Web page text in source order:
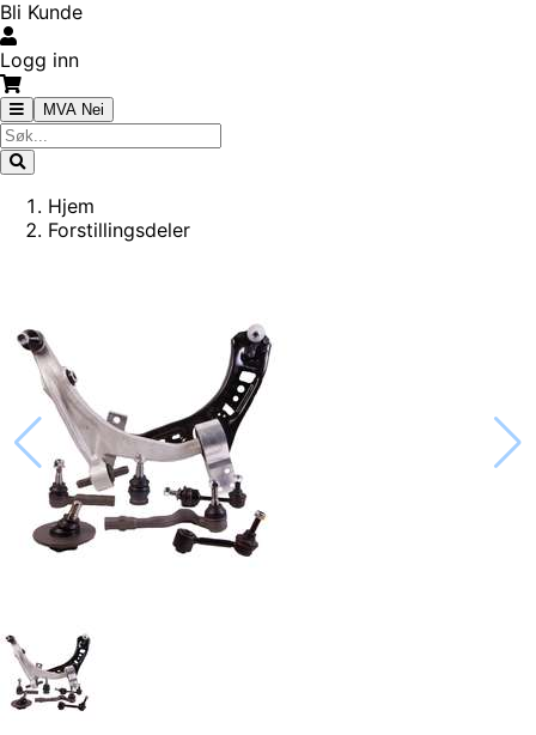
Bli Kunde
Logg inn
MVA Nei
Hjem
Forstillingsdeler